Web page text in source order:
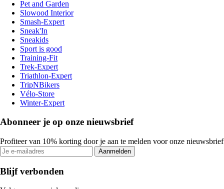
Pet and Garden
Slowood Interior
Smash-Expert
Sneak'In
Sneakids
Sport is good
Training-Fit
Trek-Expert
Triathlon-Expert
TripNBikers
Vélo-Store
Winter-Expert
Abonneer je op onze nieuwsbrief
Profiteer van 10% korting door je aan te melden voor onze nieuwsbrief
Aanmelden
Blijf verbonden